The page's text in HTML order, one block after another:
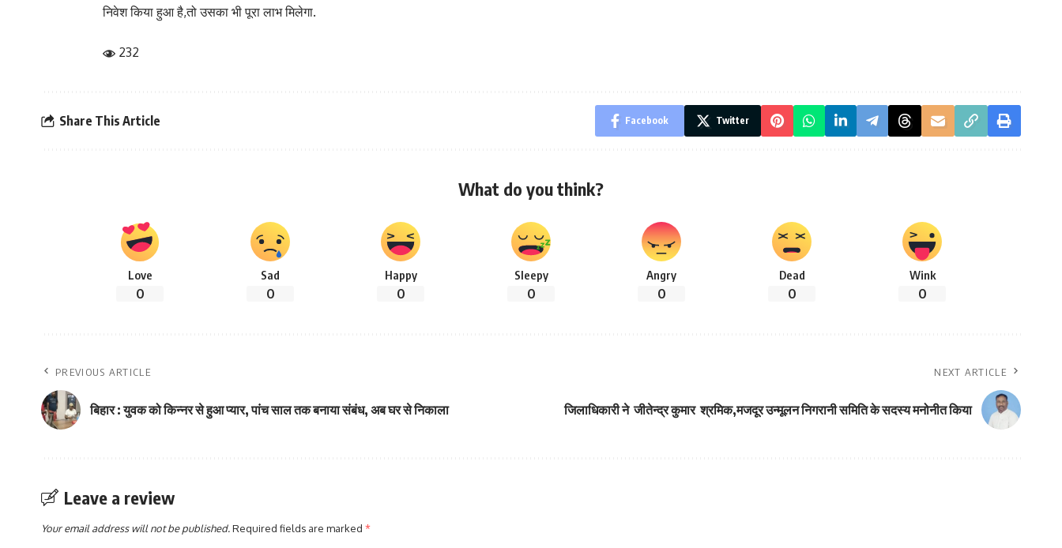
निवेश किया हुआ है,तो उसका भी पूरा लाभ मिलेगा.
232
Share This Article Facebook Twitter
What do you think?
Love
0
Sad
0
Happy
0
Sleepy
0
Angry
0
Dead
0
Wink
0
PREVIOUS ARTICLE
बिहार : युवक को किन्नर से हुआ प्यार, पांच साल तक बनाया संबंध, अब घर से निकाला
NEXT ARTICLE
जिलाधिकारी ने जीतेन्द्र कुमार श्रमिक,मजदूर उन्मूलन निगरानी समिति के सदस्य मनोनीत किया
Leave a review
Your email address will not be published.Required fields are marked *